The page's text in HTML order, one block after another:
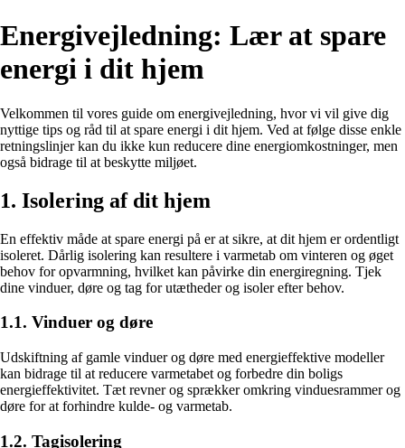
Energivejledning: Lær at spare
energi i dit hjem
Velkommen til vores guide om energivejledning, hvor vi vil give dig
nyttige tips og råd til at spare energi i dit hjem. Ved at følge disse enkle
retningslinjer kan du ikke kun reducere dine energiomkostninger, men
også bidrage til at beskytte miljøet.
1. Isolering af dit hjem
En effektiv måde at spare energi på er at sikre, at dit hjem er ordentligt
isoleret. Dårlig isolering kan resultere i varmetab om vinteren og øget
behov for opvarmning, hvilket kan påvirke din energiregning. Tjek
dine vinduer, døre og tag for utætheder og isoler efter behov.
1.1. Vinduer og døre
Udskiftning af gamle vinduer og døre med energieffektive modeller
kan bidrage til at reducere varmetabet og forbedre din boligs
energieffektivitet. Tæt revner og sprækker omkring vinduesrammer og
døre for at forhindre kulde- og varmetab.
1.2. Tagisolering